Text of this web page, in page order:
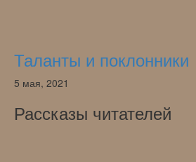
Таланты и поклонники
5 мая, 2021
Рассказы читателей